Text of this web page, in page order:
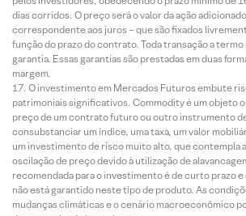
dias corridos. O preço será o valor da ação
correspondente aos juros – que são fixados
função do prazo do contrato. Toda transação a
garantia. Essas garantias são prestadas em duas
margem.
O investimento em Mercados Futuros embute
patrimoniais significativos. Commodity é um objeto
preço de um contrato futuro ou outro instrumento
consubstanciar um índice, uma taxa, um valor
um investimento de risco muito alto, que contempla
oscilação de preço devido à utilização de
recomendada para o investimento é de curto prazo
não está garantido neste tipo de produto. As
mudanças climáticas e o cenário macroeconômico